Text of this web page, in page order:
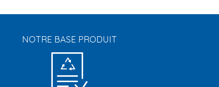
NOTRE BASE PRODUIT